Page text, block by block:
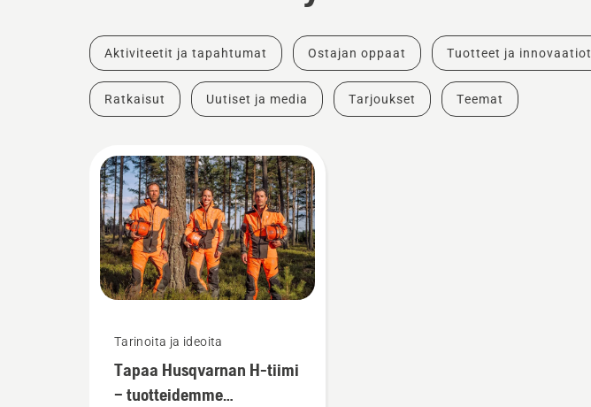
Aktiviteetit ja tapahtumat Ostajan oppaat Tuotteet ja innovaatiot
Ratkaisut Uutiset ja media Tarjoukset Teemat
Tarinoita ja ideoita
Tapaa Husqvarnan H-tiimi
– tuotteidemme